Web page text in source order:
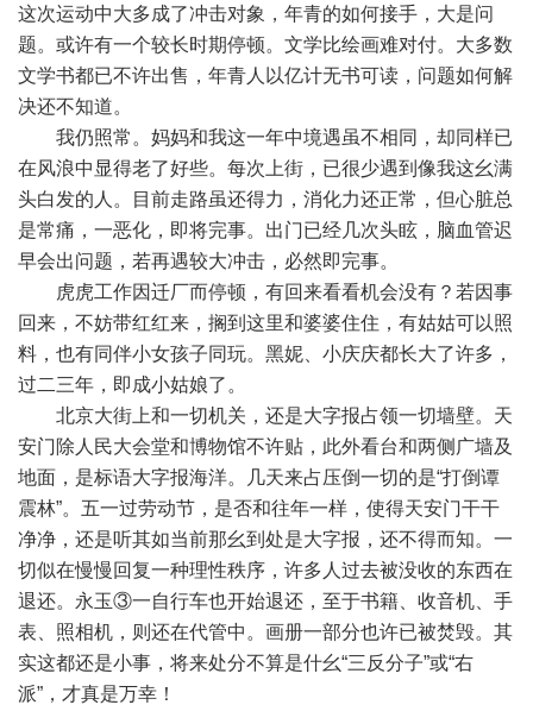
这次运动中大多成了冲击对象，年青的如何接手，大是问
题。或许有一个较长时期停顿。文学比绘画难对付。大多数
文学书都已不许出售，年青人以亿计无书可读，问题如何解
决还不知道。
我仍照常。妈妈和我这一年中境遇虽不相同，却同样已
在风浪中显得老了好些。每次上街，已很少遇到像我这幺满
头白发的人。目前走路虽还得力，消化力还正常，但心脏总
是常痛，一恶化，即将完事。出门已经几次头眩，脑血管迟
早会出问题，若再遇较大冲击，必然即完事。
虎虎工作因迁厂而停顿，有回来看看机会没有？若因事
回来，不妨带红红来，搁到这里和婆婆住住，有姑姑可以照
料，也有同伴小女孩子同玩。黑妮、小庆庆都长大了许多，
过二三年，即成小姑娘了。
北京大街上和一切机关，还是大字报占领一切墙壁。天
安门除人民大会堂和博物馆不许贴，此外看台和两侧广墙及
地面，是标语大字报海洋。几天来占压倒一切的是“打倒谭
震林”。五一过劳动节，是否和往年一样，使得天安门干干
净净，还是听其如当前那幺到处是大字报，还不得而知。一
切似在慢慢回复一种理性秩序，许多人过去被没收的东西在
退还。永玉③一自行车也开始退还，至于书籍、收音机、手
表、照相机，则还在代管中。画册一部分也许已被焚毁。其
实这都还是小事，将来处分不算是什幺“三反分子”或“右
派”，才真是万幸！